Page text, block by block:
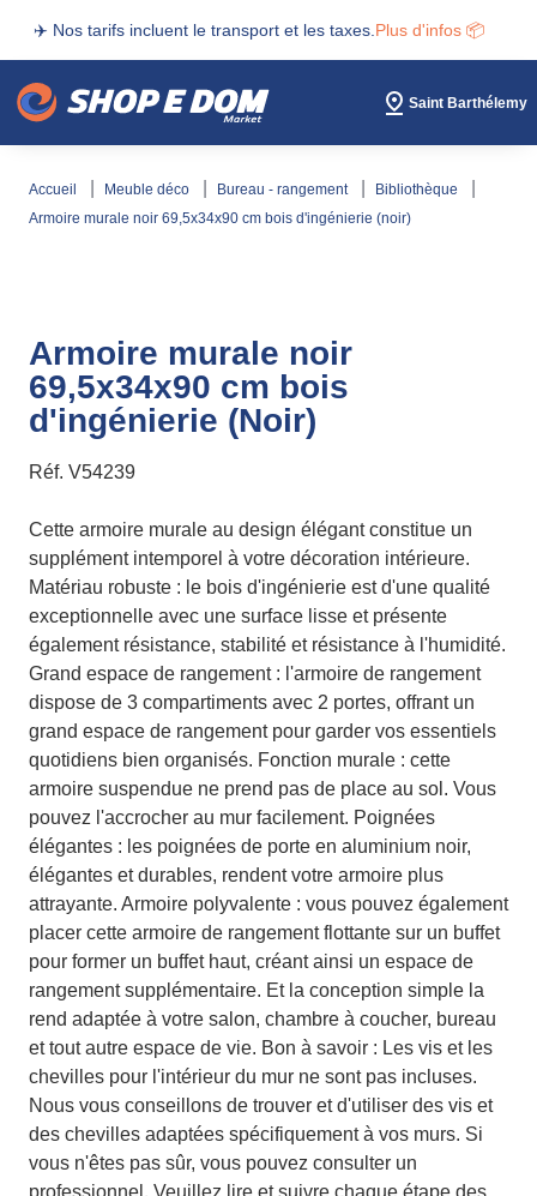
✈️ Nos tarifs incluent le transport et les taxes. Plus d'infos 📦
Saint Barthélemy
accueil meuble déco bureau - rangement
bibliothèque
armoire murale noir 69,5x34x90 cm bois d'ingénierie (noir)
Armoire murale noir
69,5x34x90 cm bois
d'ingénierie (Noir)
Réf. V54239
Cette armoire murale au design élégant constitue un
supplément intemporel à votre décoration intérieure.
Matériau robuste : le bois d'ingénierie est d'une qualité
exceptionnelle avec une surface lisse et présente
également résistance, stabilité et résistance à l'humidité.
Grand espace de rangement : l'armoire de rangement
dispose de 3 compartiments avec 2 portes, offrant un
grand espace de rangement pour garder vos essentiels
quotidiens bien organisés. Fonction murale : cette
armoire suspendue ne prend pas de place au sol. Vous
pouvez l'accrocher au mur facilement. Poignées
élégantes : les poignées de porte en aluminium noir,
élégantes et durables, rendent votre armoire plus
attrayante. Armoire polyvalente : vous pouvez également
placer cette armoire de rangement flottante sur un buffet
pour former un buffet haut, créant ainsi un espace de
rangement supplémentaire. Et la conception simple la
rend adaptée à votre salon, chambre à coucher, bureau
et tout autre espace de vie. Bon à savoir : Les vis et les
chevilles pour l'intérieur du mur ne sont pas incluses.
Nous vous conseillons de trouver et d'utiliser des vis et
des chevilles adaptées spécifiquement à vos murs. Si
vous n'êtes pas sûr, vous pouvez consulter un
professionnel. Veuillez lire et suivre chaque étape des